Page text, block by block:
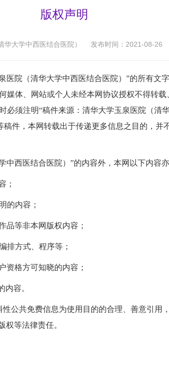
版权声明
大学中西医结合医院） 发布时间：2021-08-26
院（清华大学中西医结合医院）”的所有文
媒体、网站或个人未经本网协议授权不得转
必须注明“稿件来源： 清华大学玉泉医院（清
件，本网转载出于传递更多信息之目的，并
中西医结合医院）”的内容外，本网以下内容
；
的内容；
品等非本网版权内容；
排方式、程序等；
资格方可知晓的内容；
容。
共免费信息为使用目的的合理、善意引用
权等法律责任。